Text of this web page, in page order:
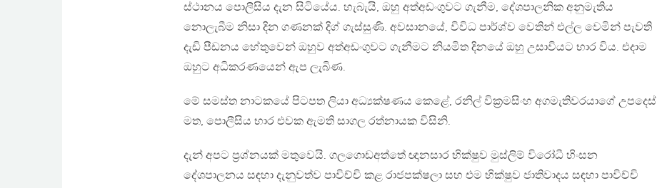
ස්ථානය පොලීසිය දැන සිටියේය. හැබැයි, ඔහු අත්අඩංගුවට ගැනීම, දේශපාලනික අනුමැතිය
නොලැබීම නිසා දින ගණනක් දිග් ගැස්සුණි. අවසානයේ, විවිධ පාර්ශ්ව වෙතින් එල්ල වෙමින් පැවති
දැඩි පීඩනය හේතුවෙන් ඔහුව අත්අඩංගුවට ගැනීමට නියමිත දිනයේ ඔහු උසාවියට භාර විය. එදාම
ඔහුට අධිකරණයෙන් ඇප ලැබිණ.
මේ සමස්ත නාටකයේ පිටපත ලියා අධ්‍යක්ෂණය කෙළේ, රනිල් වික‍්‍රමසිංහ අගමැතිවරයාගේ උපදෙස්
මත, පොලීසිය භාර එවක ඇමති සාගල රත්නායක විසිනි.
දැන් අපට ප‍්‍රශ්නයක් මතුවෙයි. ගලගොඩඅත්තේ ඥානසාර භික්ෂුව මුස්ලිම් විරෝධී හිංසන
දේශපාලනය සඳහා දැනුවත්ව පාවිච්චි කළ රාජපක්ෂලා සහ එම භික්ෂුව ජාතිවාදය සඳහා පාවිච්චි